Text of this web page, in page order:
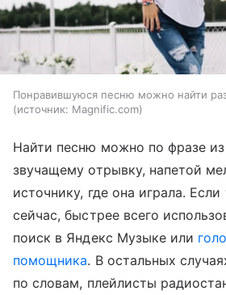
Понравившуюся песню можно найти
источник: Magnific.com
Найти песню можно по фразе из
звучащему отрывку, напетой
источнику, где она играла.
сейчас, быстрее всего
поиск в Яндекс Музыке или
помощника. В остальных
по словам, плейлисты